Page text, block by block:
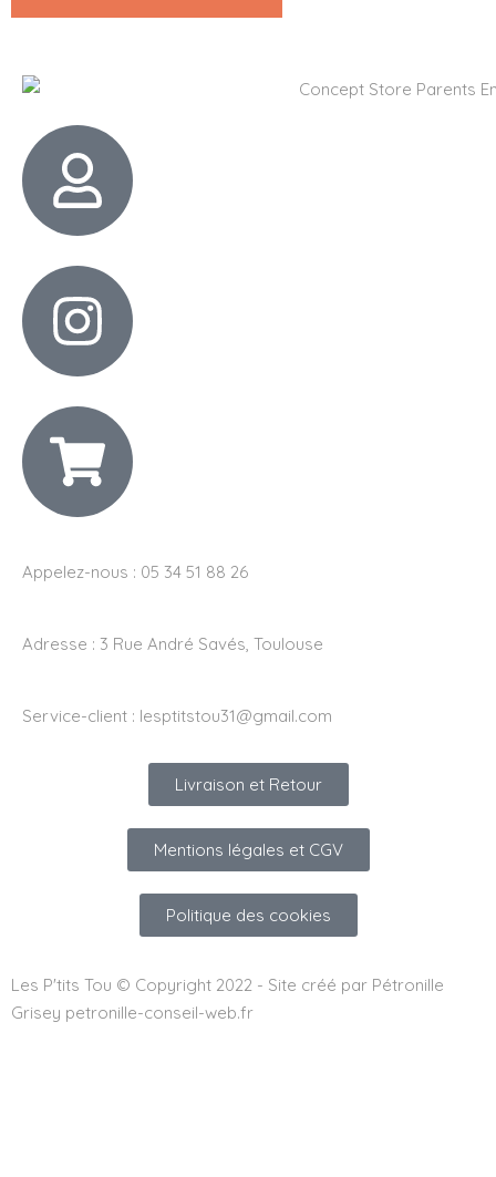
Appelez-nous : 05 34 51 88 26
Adresse : 3 Rue André Savés, Toulouse
Service-client : lesptitstou31@gmail.com
Livraison et Retour
Mentions légales et CGV
Politique des cookies
Les P'tits Tou © Copyright 2022 - Site créé par Pétronille
Grisey petronille-conseil-web.fr